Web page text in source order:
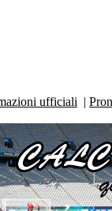
ufficiali |